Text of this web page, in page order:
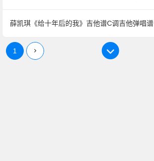
薛凯琪《给十年后的我》吉他谱C调吉他弹唱谱
1